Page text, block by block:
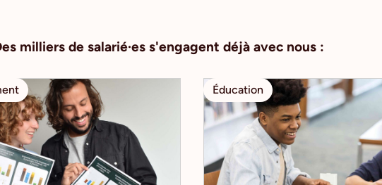
milliers de salarié·es s'engagent déjà avec nous :
Éducation